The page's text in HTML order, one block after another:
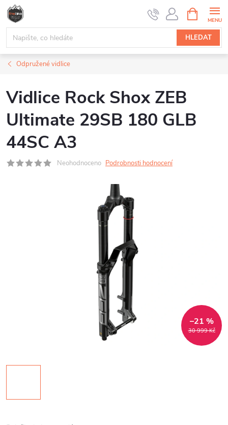
Přejít
obsah
HLEDAT
NÁKUPNÍ
KOŠÍK
Odpružené vidlice
Vidlice Rock Shox ZEB
Ultimate 29SB 180 GLB
44SC A3
Neohodnoceno Podrobnosti hodnocení
30 999 Kč
–21 %